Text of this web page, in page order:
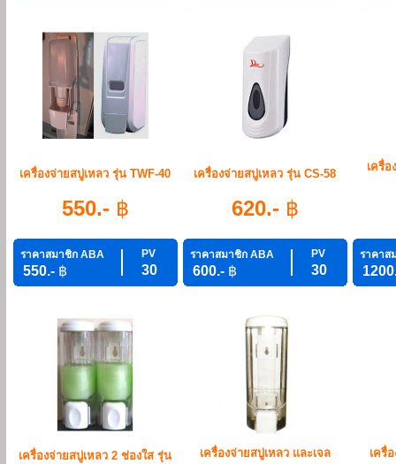
เครื่องจ่ายสบู่เหลว รุ่น TWF-40
550.- ฿
ราคาสมาชิก ABA PV
550.- ฿ 30
เครื่องจ่ายสบู่เหลว รุ่น CS-58
620.- ฿
ราคาสมาชิก ABA PV
600.- ฿ 30
เครื่อ
ราคาส
เครื่องจ่ายสบู่เหลว 2 ช่องใส รุ่น
เครื่องจ่ายสบู่เหลว และเจล
เครื่